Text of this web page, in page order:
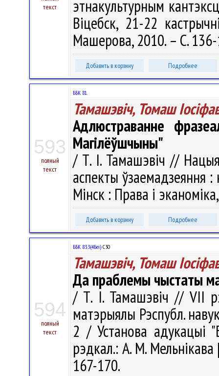
текст
этнакультурным
Віцебск, 21-22
Машерова, 2010. – С.
Добавить в корзину Подробнее
593
полный
текст
ББК 81.
Тамашэвіч, Томаш
Адлюстраванне
Магілёўшчыны"
/ Т. І. Тамашэвіч //
аспекты ўзаемадзеяння
Мінск : Права i
Добавить в корзину Подробнее
594
полный
текст
ББК 83.3(4Беі) С30
Тамашэвіч, Томаш
Да праблемы чыстаты
/ Т. І. Тамашэвіч // VII
матэрыялы Рэспубл.
2 / Установа адукацыі
рэдкал.: А. М.
167-170.